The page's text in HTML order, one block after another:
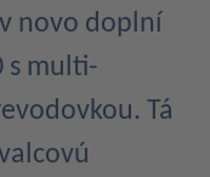
novo doplní
s multi-
Tá